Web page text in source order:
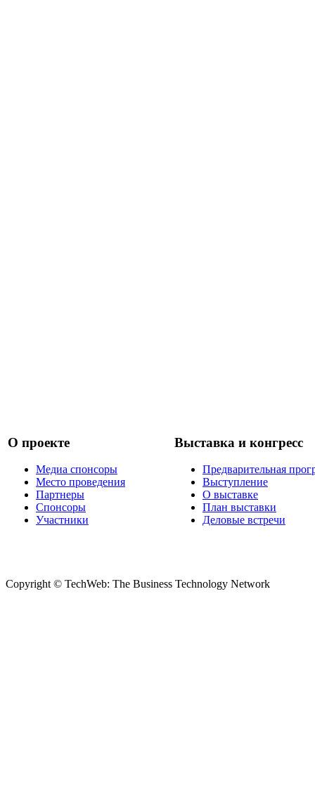
О проекте
Медиа спонсоры
Место проведения
Партнеры
Спонсоры
Участники
Выставка и конгресс
Предварительная
Выступление
О выставке
План выставки
Деловые встречи
Copyright © TechWeb: The Business Technology Network